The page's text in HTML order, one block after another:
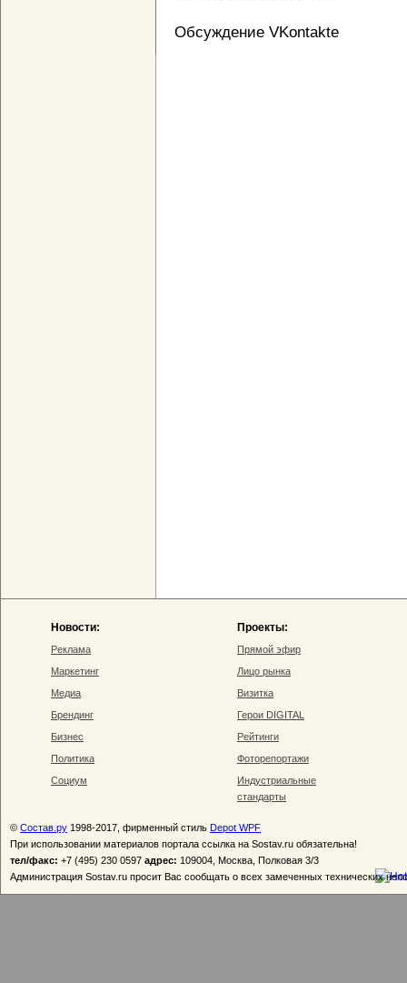
Обсуждение VKontakte
Новости:
Реклама
Маркетинг
Медиа
Брендинг
Бизнес
Политика
Социум
Проекты:
Прямой эфир
Лицо рынка
Визитка
Герои DIGITAL
Рейтинги
Фоторепортажи
Индустриальные
стандарты
© Состав.ру 1998-2017, фирменный стиль Depot WPF
При использовании материалов портала ссылка на Sostav.ru обязательна!
тел/факс: +7 (495) 230 0597 адрес: 109004, Москва, Полковая 3/3
Администрация Sostav.ru просит Вас сообщать о всех замеченных технических